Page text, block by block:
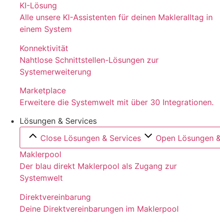
KI-Lösung
Alle unsere KI-Assistenten für deinen Makleralltag in
einem System
Konnektivität
Nahtlose Schnittstellen-Lösungen zur
Systemerweiterung
Marketplace
Erweitere die Systemwelt mit über 30 Integrationen.
Lösungen & Services
Close Lösungen & Services
Open Lösungen
Maklerpool
Der blau direkt Maklerpool als Zugang zur
Systemwelt
Direktvereinbarung
Deine Direktvereinbarungen im Maklerpool